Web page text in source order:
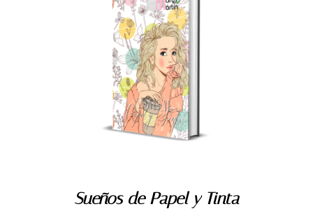
Sueños de Papel y Tinta